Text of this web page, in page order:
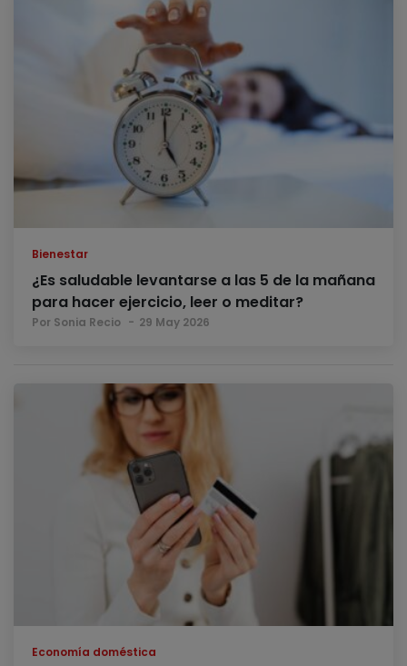
Bienestar
¿Es saludable levantarse a las 5 de la mañana
para hacer ejercicio, leer o meditar?
Por Sonia Recio 29 May 2026
Economía doméstica